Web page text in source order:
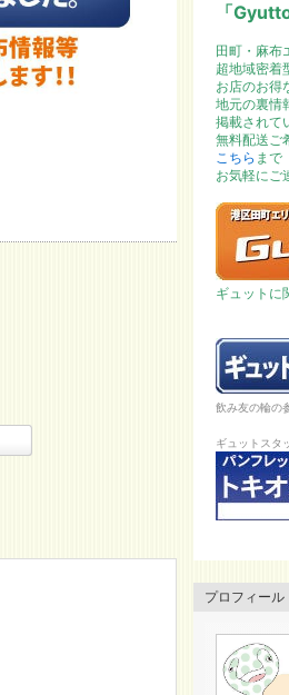
「Gyutto
田町・麻布
超地域密着
お店のお得
地元の裏情
掲載されて
無料配送ご
こちら まで
お気軽にご
ギュットに
飲み友の輪の
ギュットスタ
プロフィール